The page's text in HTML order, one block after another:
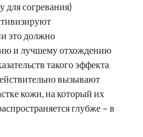
для согревания)
это должно
и лучшему отхождению
такого эффекта
вызывают
кожи, на который их
глубже – в